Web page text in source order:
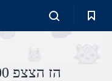
משחק .V 1 - 3 הז הצצפ 00 באינטרנט